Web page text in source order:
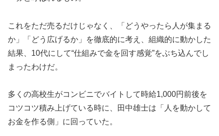
これをただ売るだけじゃなく、「どうやったら人が集まる
か」「どう広げるか」を徹底的に考え、組織的に動かした
結果、10代にして“仕組みで金を回す感覚”をぶち込んでし
まったわけだ。
多くの高校生がコンビニでバイトして時給1,000円前後を
コツコツ積み上げている時に、田中雄士は「人を動かして
お金を作る側」に回っていた。